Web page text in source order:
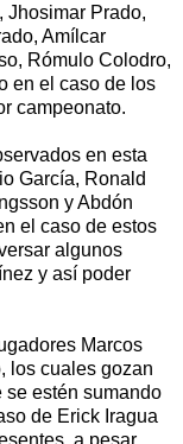
Jhosimar Prado,
Amílcar
Rómulo Colodro,
en el caso de los
campeonato.
en esta
García, Ronald
y Abdón
el caso de estos
algunos
y así poder
Marcos
los cuales gozan
se estén sumando
de Erick Iragua
a pesar